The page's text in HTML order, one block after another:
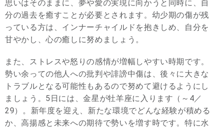
思いはそのままに、夢や愛の実現に向かうと同時に、自
分の過去を癒すことが必要とされます。幼少期の傷が残
っている方は、インナーチャイルドを抱きしめ、自分を
甘やかし、心の癒しに努めましょう。
また、ストレスや怒りの感情が増幅しやすい時期です。
勢い余っての他人への批判や誹謗中傷は、後々に大きな
トラブルとなる可能性もあるので努めて避けるようにし
ましょう。5日には、金星が牡羊座に入ります（～4／
29）。新年度を迎え、新たな環境でどんな経験が積める
か、高揚感と未来への期待で勢いを増す時です。特に水